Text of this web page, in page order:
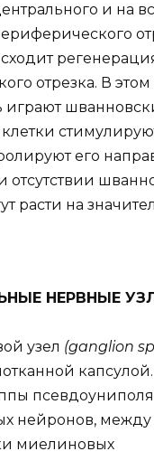
и на
отрезка. В
его
расти на
НЕРВНЫЕ
узел (ganglion
нейронов,
миелиновых